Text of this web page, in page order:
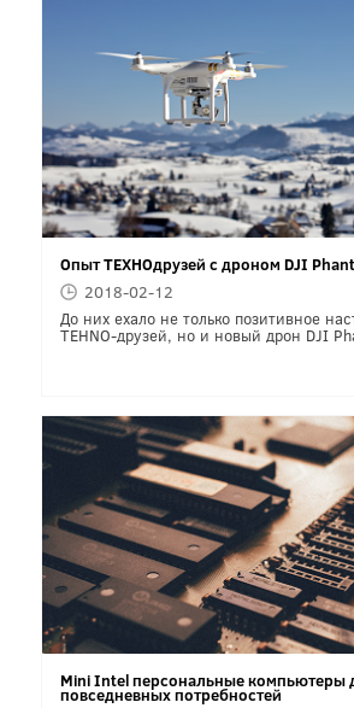
Опыт ТЕХНОдрузей с дроном DJI
2018-02-12
До них ехало не только позитивное
TEHNO-друзей, но и новый дрон DJI
Mini Intel персональные компьютеры
повседневных потребностей